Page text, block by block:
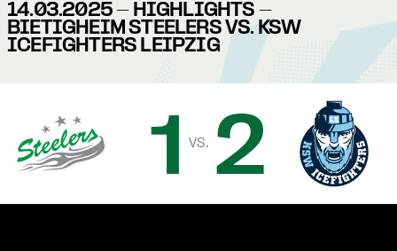
14.03.2025 - HIGHLIGHTS -
BIETIGHEIM STEELERS VS. KSW
ICEFIGHTERS LEIPZIG
1 vs. 2